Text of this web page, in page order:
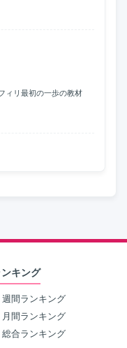
ィリ最初の一歩の教材
キング
週間ランキング
月間ランキング
総合ランキング